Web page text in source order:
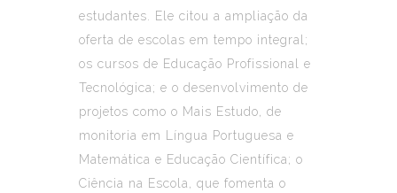
estudantes. Ele citou a ampliação da
oferta de escolas em tempo integral;
os cursos de Educação Profissional e
Tecnológica; e o desenvolvimento de
projetos como o Mais Estudo, de
monitoria em Língua Portuguesa e
Matemática e Educação Científica; o
Ciência na Escola, que fomenta o